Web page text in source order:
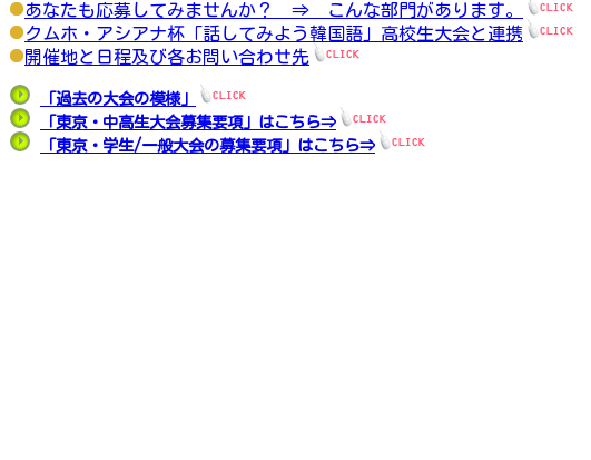
あなたも応募してみませんか？ ⇒ こんな部門があります。
クムホ・アシアナ杯「話してみよう韓国語」高校生大会と連携
開催地と日程及び各お問い合わせ先
「過去の大会の模様」
「東京・中高生大会募集要項」はこちら⇒
「東京・学生/一般大会の募集要項」はこちら⇒